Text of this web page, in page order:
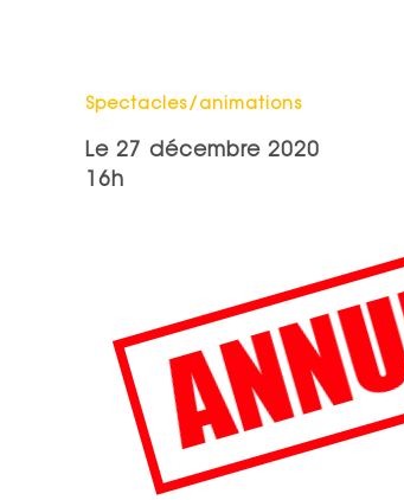
Catégorie : "
Spectacles/animations
Le 27 décembre 2020
16h